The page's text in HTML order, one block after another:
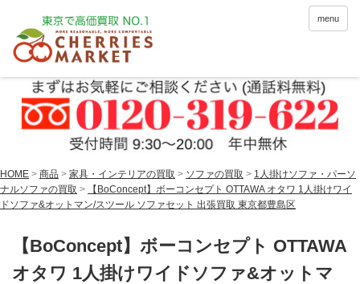
menu
HOME > 商品 > 家具・インテリアの買取 > ソファの買取 > 1人掛けソファ・パーソ
ナルソファの買取 >
【BoConcept】ボーコンセプト OTTAWA オタワ 1人掛けワイ
ドソファ&オットマン/スツール ソファセット 出張買取 東京都豊島区
【BoConcept】ボーコンセプト OTTAWA
オタワ 1人掛けワイドソファ&オットマ